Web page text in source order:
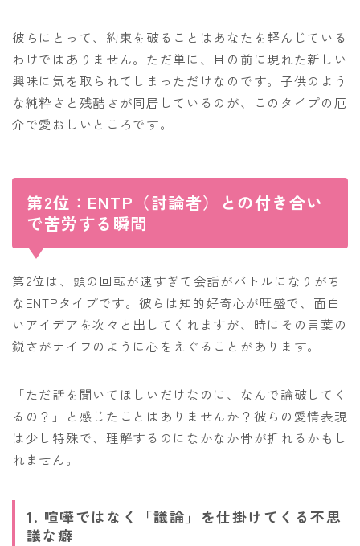
彼らにとって、約束を破ることはあなたを軽んじている
わけではありません。ただ単に、目の前に現れた新しい
興味に気を取られてしまっただけなのです。子供のよう
な純粋さと残酷さが同居しているのが、このタイプの厄
介で愛おしいところです。
第2位：ENTP（討論者）との付き合い
で苦労する瞬間
第2位は、頭の回転が速すぎて会話がバトルになりがち
なENTPタイプです。彼らは知的好奇心が旺盛で、面白
いアイデアを次々と出してくれますが、時にその言葉の
鋭さがナイフのように心をえぐることがあります。
「ただ話を聞いてほしいだけなのに、なんで論破してく
るの？」と感じたことはありませんか？彼らの愛情表現
は少し特殊で、理解するのになかなか骨が折れるかもし
れません。
1. 喧嘩ではなく「議論」を仕掛けてくる不思
議な癖